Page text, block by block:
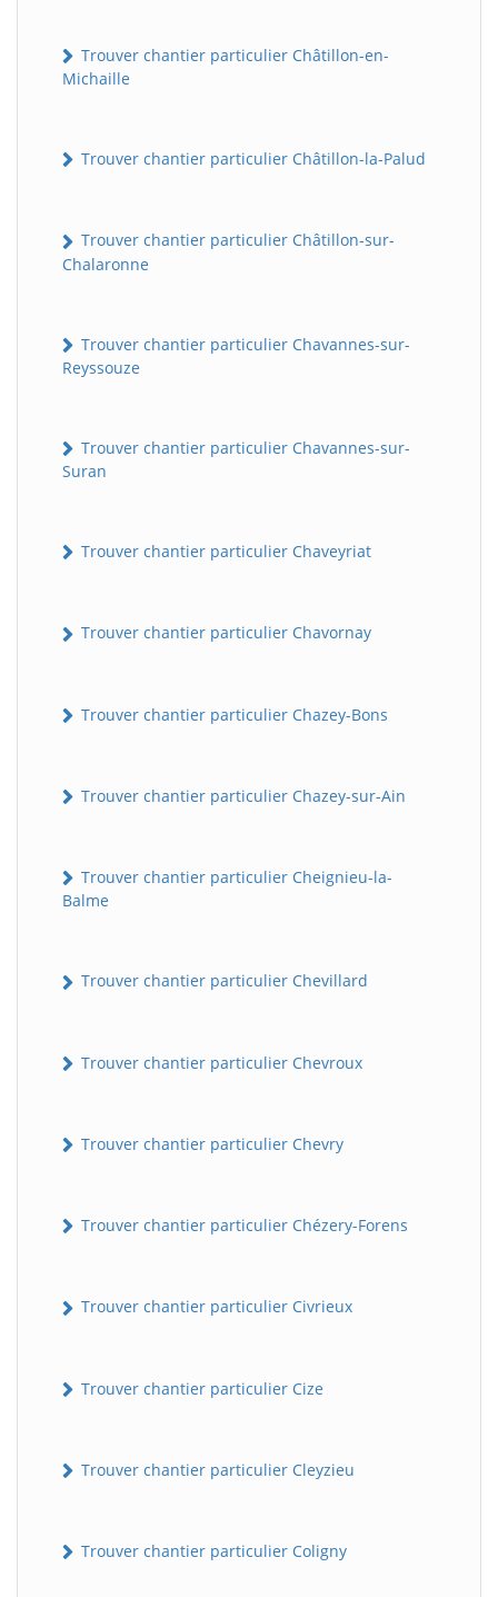
Trouver chantier particulier Châtillon-en-
Michaille
Trouver chantier particulier Châtillon-la-Palud
Trouver chantier particulier Châtillon-sur-
Chalaronne
Trouver chantier particulier Chavannes-sur-
Reyssouze
Trouver chantier particulier Chavannes-sur-
Suran
Trouver chantier particulier Chaveyriat
Trouver chantier particulier Chavornay
Trouver chantier particulier Chazey-Bons
Trouver chantier particulier Chazey-sur-Ain
Trouver chantier particulier Cheignieu-la-
Balme
Trouver chantier particulier Chevillard
Trouver chantier particulier Chevroux
Trouver chantier particulier Chevry
Trouver chantier particulier Chézery-Forens
Trouver chantier particulier Civrieux
Trouver chantier particulier Cize
Trouver chantier particulier Cleyzieu
Trouver chantier particulier Coligny
Assistant en ligne